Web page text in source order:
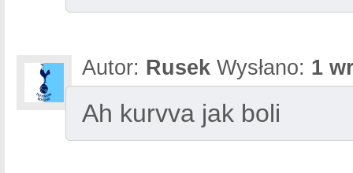
Autor: Rusek Wysłano: 1
Ah kurvva jak boli